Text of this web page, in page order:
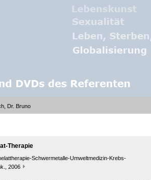
Dr. Bruno
Therapie
Schwermetalle-Umweltmedizin-Krebs-
2006